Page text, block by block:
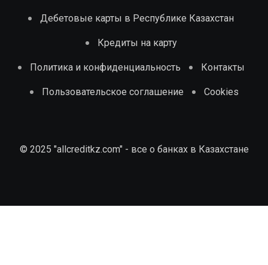
Дебетовые карты в Республике Казахстан
Кредиты на карту
Политика и конфиденциальность Контакты
Пользовательское соглашение Cookies
© 2025 "allcreditkz.com" - все о банках в Казахстане